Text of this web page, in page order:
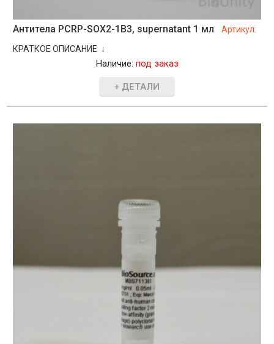
Антитела PCRP-SOX2-1B3, supernatant 1 мл
Артикул:
КРАТКОЕ ОПИСАНИЕ ↓
Наличие: под заказ
+ ДЕТАЛИ